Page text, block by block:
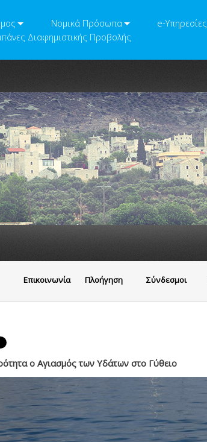
Νομικά Πρόσωπα e-Υπηρεσίες
Διαφημιστικής Προβολής
Eπικοινωνία Πλοήγηση Σύνδεσμοι
ο Αγιασμός των Υδάτων στο Γύθειο